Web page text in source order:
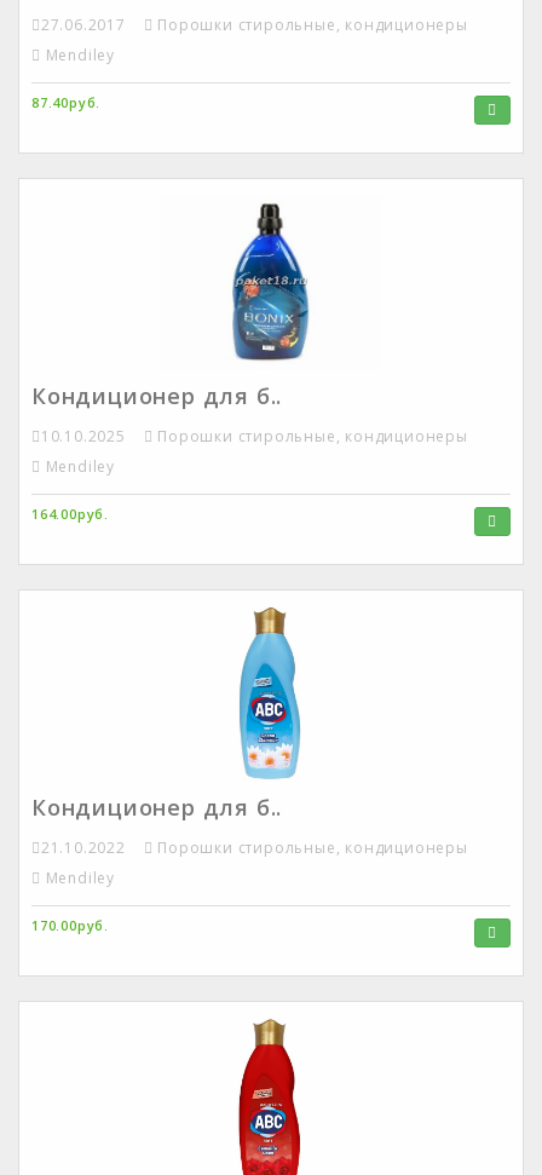
27.06.2017
Порошки стирольные, кондиционеры
Mendiley
87.40руб.
Кондиционер для б..
10.10.2025
Порошки стирольные, кондиционеры
Mendiley
164.00руб.
Кондиционер для б..
21.10.2022
Порошки стирольные, кондиционеры
Mendiley
170.00руб.